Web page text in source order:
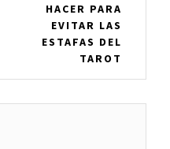
HACER PARA
EVITAR LAS
ESTAFAS DEL
TAROT‍